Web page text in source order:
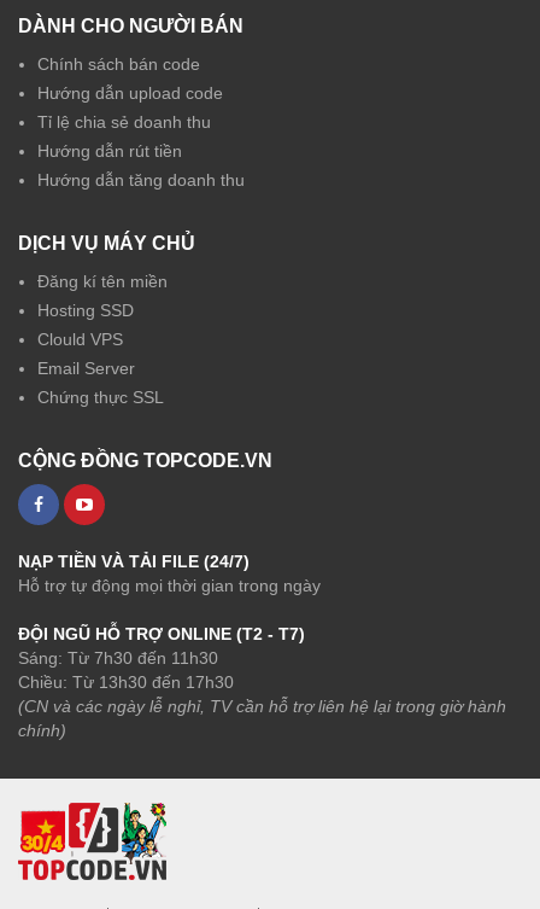
DÀNH CHO NGƯỜI BÁN
Chính sách bán code
Hướng dẫn upload code
Tỉ lệ chia sẻ doanh thu
Hướng dẫn rút tiền
Hướng dẫn tăng doanh thu
DỊCH VỤ MÁY CHỦ
Đăng kí tên miền
Hosting SSD
Clould VPS
Email Server
Chứng thực SSL
CỘNG ĐỒNG TOPCODE.VN
NẠP TIỀN VÀ TẢI FILE (24/7)
Hỗ trợ tự động mọi thời gian trong ngày
ĐỘI NGŨ HỖ TRỢ ONLINE (T2 - T7)
Sáng: Từ 7h30 đến 11h30
Chiều: Từ 13h30 đến 17h30
(CN và các ngày lễ nghỉ, TV cần hỗ trợ liên hệ lại trong giờ hành
chính)